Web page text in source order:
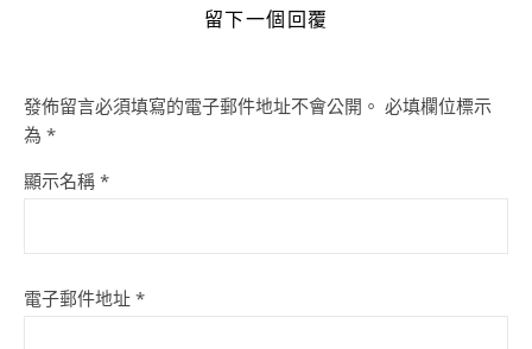
留下一個回覆
發佈留言必須填寫的電子郵件地址不會公開。 必填欄位標示
為 *
顯示名稱 *
電子郵件地址 *